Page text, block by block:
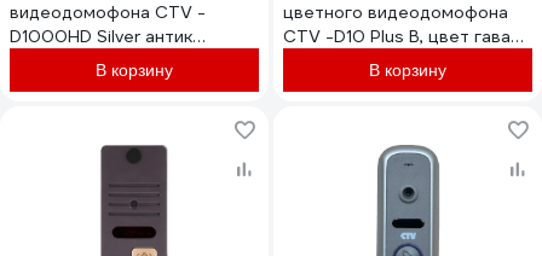
видеодомофона CTV -
D1000HD Silver антик
В корзину
цветного видеодомофона
CTV -D10 Plus B, цвет гавана
10-0000554В корзину